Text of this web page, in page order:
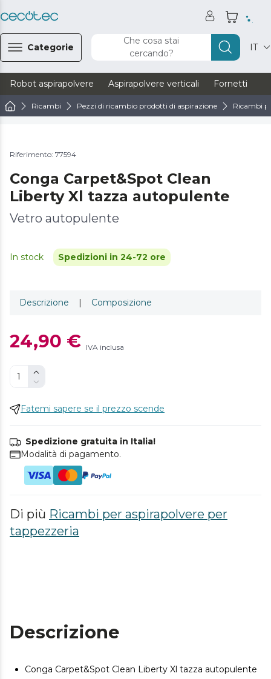
Categorie
Che cosa stai
cercando?
IT
Robot aspirapolvere Aspirapolvere verticali Fornetti
Ricambi Pezzi di ricambio prodotti di aspirazione Ricambi
Riferimento: 77594
Conga Carpet&Spot Clean
Liberty Xl tazza autopulente
Vetro autopulente
In stock Spedizioni in 24-72 ore
Descrizione | Composizione
24,90 € IVA inclusa
Fatemi sapere se il prezzo scende
Spedizione gratuita in Italia!
Modalità di pagamento.
Di più Ricambi per aspirapolvere per
tappezzeria
Descrizione
Conga Carpet&Spot Clean Liberty Xl tazza autopulente